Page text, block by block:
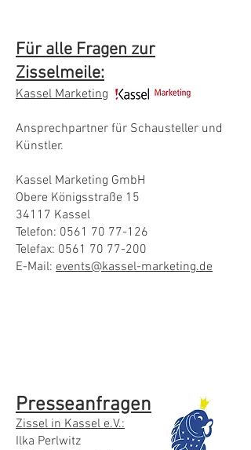
Für alle Fragen zur
Zisselmeile:
Kassel Marketing
Ansprechpartner für Schausteller und
Künstler.
Kassel Marketing GmbH
Obere Königsstraße 15
34117 Kassel
Telefon: 0561 70 77-126
Telefax: 0561 70 77-200
E-Mail: events@kassel-marketing.de
Presseanfragen
Zissel in Kassel e.V.:
Ilka Perlwitz